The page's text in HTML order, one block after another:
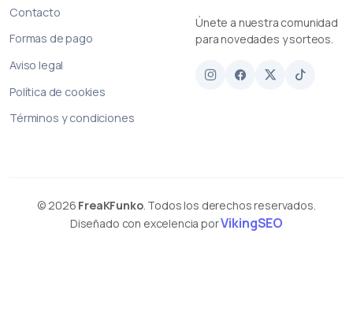
Contacto
Formas de pago
Aviso legal
Política de cookies
Términos y condiciones
Únete a nuestra comunidad
para novedades y sorteos.
© 2026 FreaKFunko. Todos los derechos reservados.
Diseñado con excelencia porVikingSEO